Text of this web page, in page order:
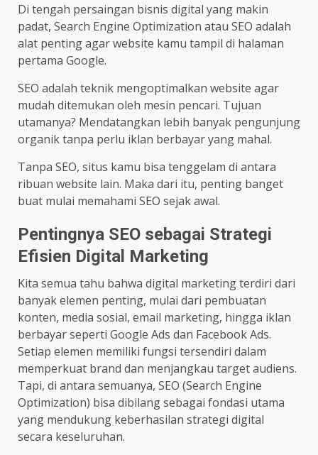
Di tengah persaingan bisnis digital yang makin
padat, Search Engine Optimization atau SEO adalah
alat penting agar website kamu tampil di halaman
pertama Google.
SEO adalah teknik mengoptimalkan website agar
mudah ditemukan oleh mesin pencari. Tujuan
utamanya? Mendatangkan lebih banyak pengunjung
organik tanpa perlu iklan berbayar yang mahal.
Tanpa SEO, situs kamu bisa tenggelam di antara
ribuan website lain. Maka dari itu, penting banget
buat mulai memahami SEO sejak awal.
Pentingnya SEO sebagai Strategi
Efisien Digital Marketing
Kita semua tahu bahwa digital marketing terdiri dari
banyak elemen penting, mulai dari pembuatan
konten, media sosial, email marketing, hingga iklan
berbayar seperti Google Ads dan Facebook Ads.
Setiap elemen memiliki fungsi tersendiri dalam
memperkuat brand dan menjangkau target audiens.
Tapi, di antara semuanya, SEO (Search Engine
Optimization) bisa dibilang sebagai fondasi utama
yang mendukung keberhasilan strategi digital
secara keseluruhan.